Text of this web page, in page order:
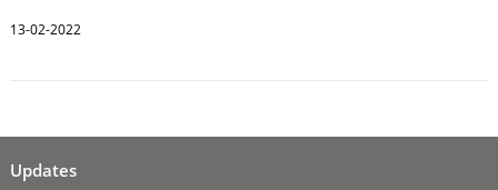
13-02-2022
Updates